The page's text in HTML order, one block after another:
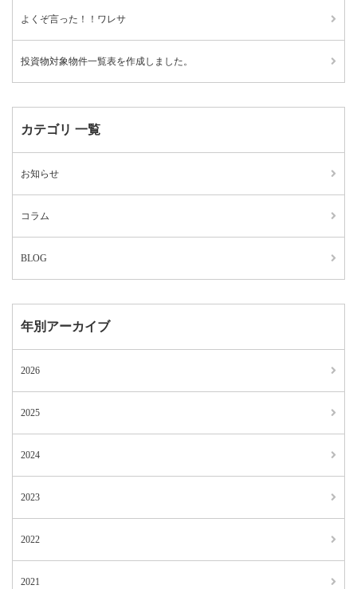
よくぞ言った！！ワレサ
投資物対象物件一覧表を作成しました。
カテゴリ 一覧
お知らせ
コラム
BLOG
年別アーカイブ
2026
2025
2024
2023
2022
2021